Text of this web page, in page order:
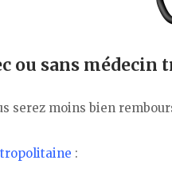
ou sans médecin
serez moins bien
: